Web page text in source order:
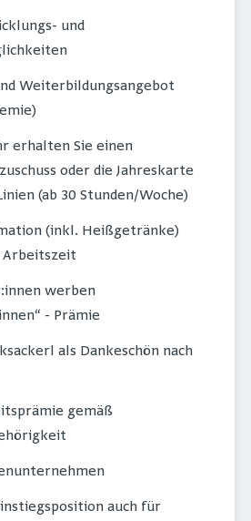
und
Weiterbildungsangebot
erhalten Sie einen
oder die Jahreskarte
(ab 30 Stunden/Woche)
(inkl. Heißgetränke)
Arbeitszeit
werben
- Prämie
als Dankeschön nach
gemäß
auch für